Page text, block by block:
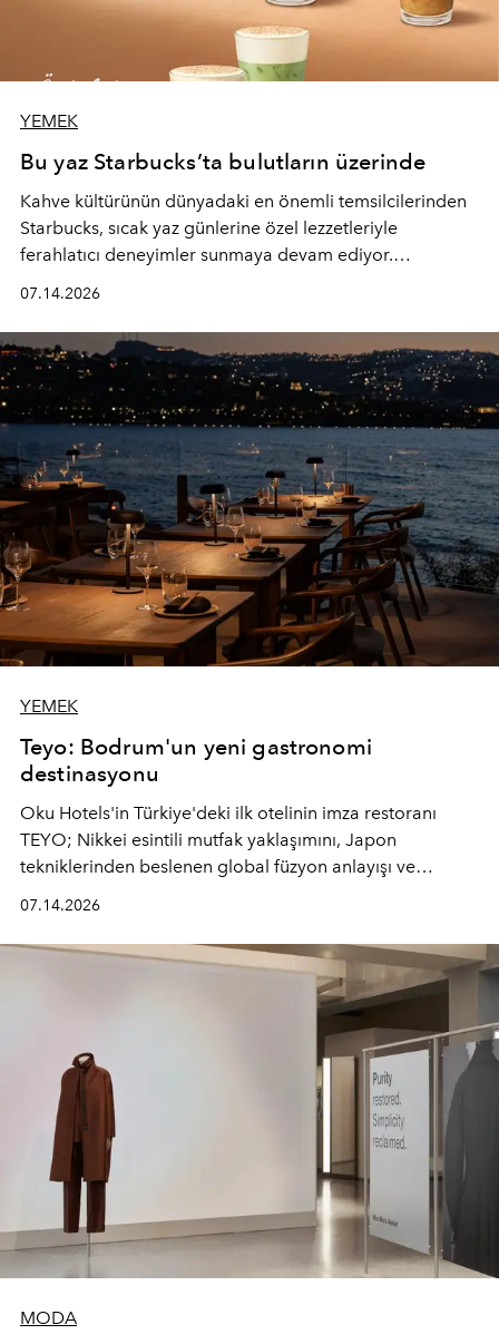
YEMEK
Bu yaz Starbucks’ta bulutların üzerinde
Kahve kültürünün dünyadaki en önemli temsilcilerinden
Starbucks, sıcak yaz günlerine özel lezzetleriyle
ferahlatıcı deneyimler sunmaya devam ediyor.
yepyeni Cloud Frappuccino® Blended Beverage çeşitleri
ve yiyecek alternatifleri yazın keyfine lezzet katıyor.
07.14.2026
YEMEK
Teyo: Bodrum'un yeni gastronomi
destinasyonu
Oku Hotels'in Türkiye'deki ilk otelinin imza restoranı
TEYO; Nikkei esintili mutfak yaklaşımını, Japon
tekniklerinden beslenen global füzyon anlayışı ve
07.14.2026
MODA